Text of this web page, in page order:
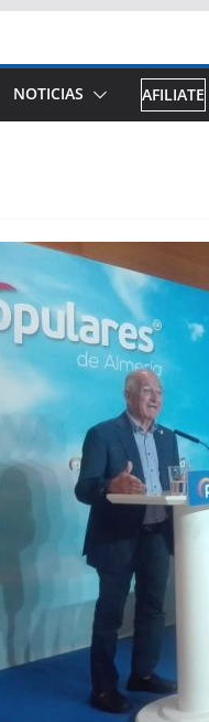
NOTICIAS AFILIATE